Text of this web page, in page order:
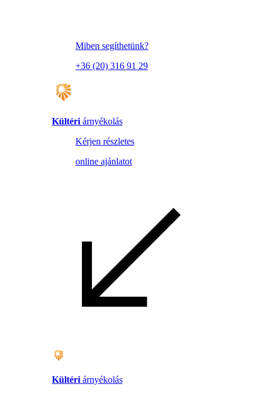
Miben segíthetünk?
+36 (20) 316 91 29
Kültéri árnyékolás
Kérjen részletes
online ajánlatot
Kültéri árnyékolás